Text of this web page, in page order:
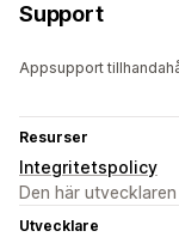
Support
Appsupport
Resurser
Integritetspolicy
Den här
Utvecklare